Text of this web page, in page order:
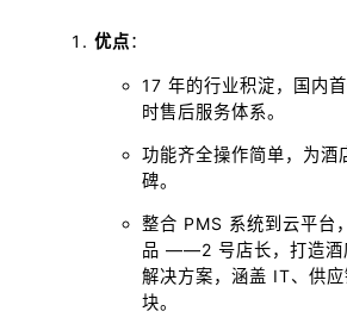
优点：
17 年的行业积淀，国内
时售后服务体系。
功能齐全操作简单，为酒
碑。
整合 PMS 系统到云平台
品 ——2 号店长，打造酒
解决方案，涵盖 IT、供
块。